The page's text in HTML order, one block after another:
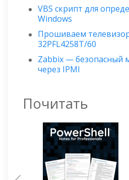
VBS скрипт для
Windows
Прошиваем
32PFL4258T/60
Zabbix — безопасный
через IPMI
Почитать